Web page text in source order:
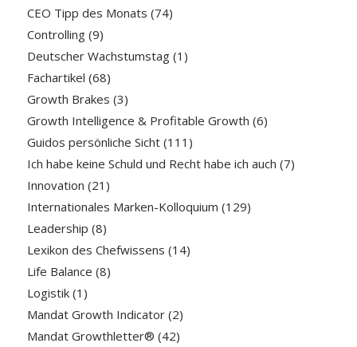
CEO Tipp des Monats (74)
Controlling(9)
Deutscher Wachstumstag(1)
Fachartikel (68)
Growth Brakes (3)
Growth Intelligence & Profitable Growth (6)
Guidos persönliche Sicht(111)
Ich habe keine Schuld und Recht habe ich auch (7)
Innovation (21)
Internationales Marken-Kolloquium (129)
Leadership (8)
Lexikon des Chefwissens (14)
Life Balance (8)
Logistik(1)
Mandat Growth Indicator(2)
Mandat Growthletter® (42)